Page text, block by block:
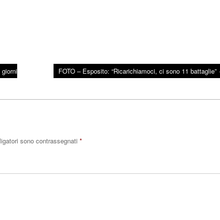
giorni
FOTO – Esposito: “Ricarichiamoci, ci sono 11 battaglie”
sono contrassegnati *